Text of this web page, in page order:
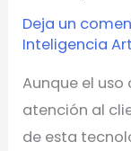
Deja un
Inteligencia
Aunque el uso
atención al
de esta
marcarán
experiencia
del
cliente